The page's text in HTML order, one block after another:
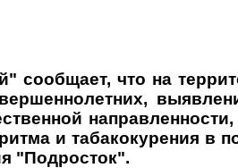
что на
и табакокурения в
"Подросток".